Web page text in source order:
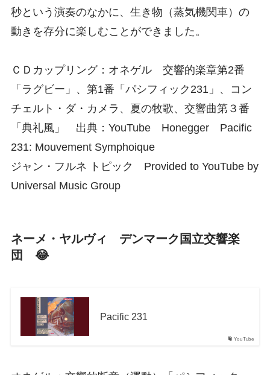
秒という演奏のなかに、生き物（蒸気機関車）の
動きを存分に楽しむことができました。
ＣＤカップリング：オネゲル 交響的楽章第2番
「ラグビー」、第1番「パシフィック231」、コン
チェルト・ダ・カメラ、夏の牧歌、交響曲第３番
「典礼風」 出典：YouTube Honegger Pacific
231: Mouvement Symphoique
ジャン・フルネ トピック Provided to YouTube by
Universal Music Group
ネーメ・ヤルヴィ デンマーク国立交響楽
団 😂
YouTube
Pacific 231